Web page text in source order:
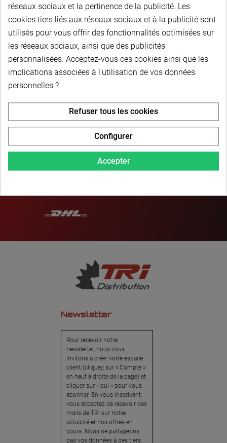
Choisir dans la liste
PAIEMENT SÉCURISÉ
LIVRAISON PERSONNALISÉE
Newsletter
Pour recevoir notre
newsletter, nous vous
invitons à créer votre espace
client (cliquez sur « Compte »
en haut à droite de la page) et
cliquer sur « oui » pour vous
abonner. En vous inscrivant,
vous acceptez de recevoir des
mails de TRI sur notre
actualité et nos offres en
cours. Nous ne partageons
pas vos données à des tiers.
réseaux sociaux et la pertinence de la publicité. Les
cookies tiers liés aux réseaux sociaux et à la publicité sont
utilisés pour vous offrir des fonctionnalités optimisées sur
les réseaux sociaux, ainsi que des publicités
personnalisées. Acceptez-vous ces cookies ainsi que les
implications associées à l'utilisation de vos données
personnelles ?
Accepter
Refuser tous les cookies
Configurer